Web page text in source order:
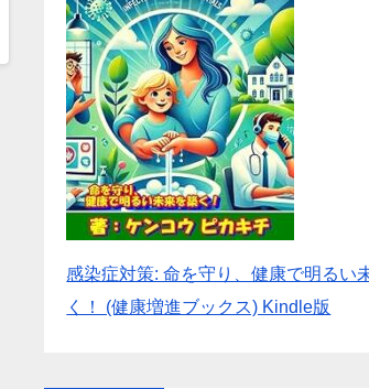
感染症対策: 命を守り、健康で明るい
く！ (健康増進ブックス) Kindle版